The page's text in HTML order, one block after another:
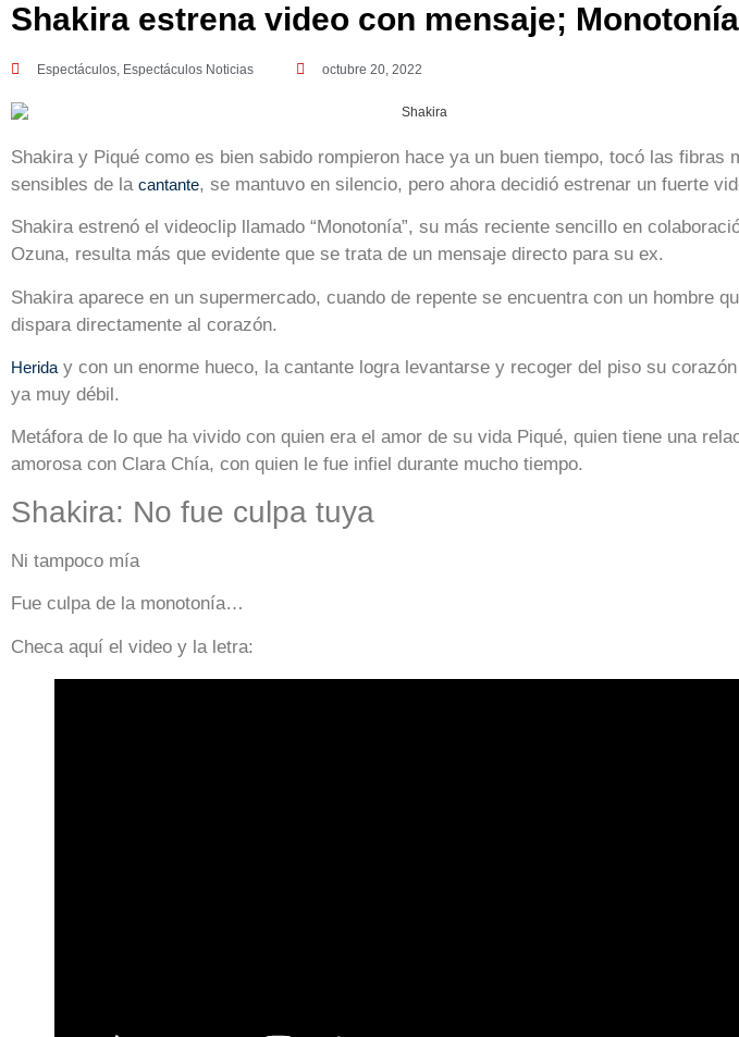
Shakira estrena video con mensaje; Monotonía
Espectáculos, Espectáculos Noticias octubre 20, 2022
Shakira y Piqué como es bien sabido rompieron hace ya un buen tiempo, tocó las fibras
sensibles de la cantante, se mantuvo en silencio, pero ahora decidió estrenar un fuerte
Shakira estrenó el videoclip llamado “Monotonía”, su más reciente sencillo en
Ozuna, resulta más que evidente que se trata de un mensaje directo para su ex.
Shakira aparece en un supermercado, cuando de repente se encuentra con un hombre
dispara directamente al corazón.
Heriday con un enorme hueco, la cantante logra levantarse y recoger del piso su
ya muy débil.
Metáfora de lo que ha vivido con quien era el amor de su vida Piqué, quien tiene una
amorosa con Clara Chía, con quien le fue infiel durante mucho tiempo.
Shakira: No fue culpa tuya
Ni tampoco mía
Fue culpa de la monotonía…
Checa aquí el video y la letra: